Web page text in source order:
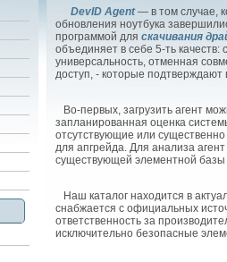
DevID Agent— в том случае,
обновления ноутбука
программой для скачивания
объединяет в себе 5-ть
универсальность, отменная
доступ, - которые
Во-первых, загрузить агент
запланированная оценка
отсутствующие или
для апгрейда. Для анализа
существующей элементной базы
Наш каталог находится в
снабжается с официальных
ответственность за
исключительно безопасные